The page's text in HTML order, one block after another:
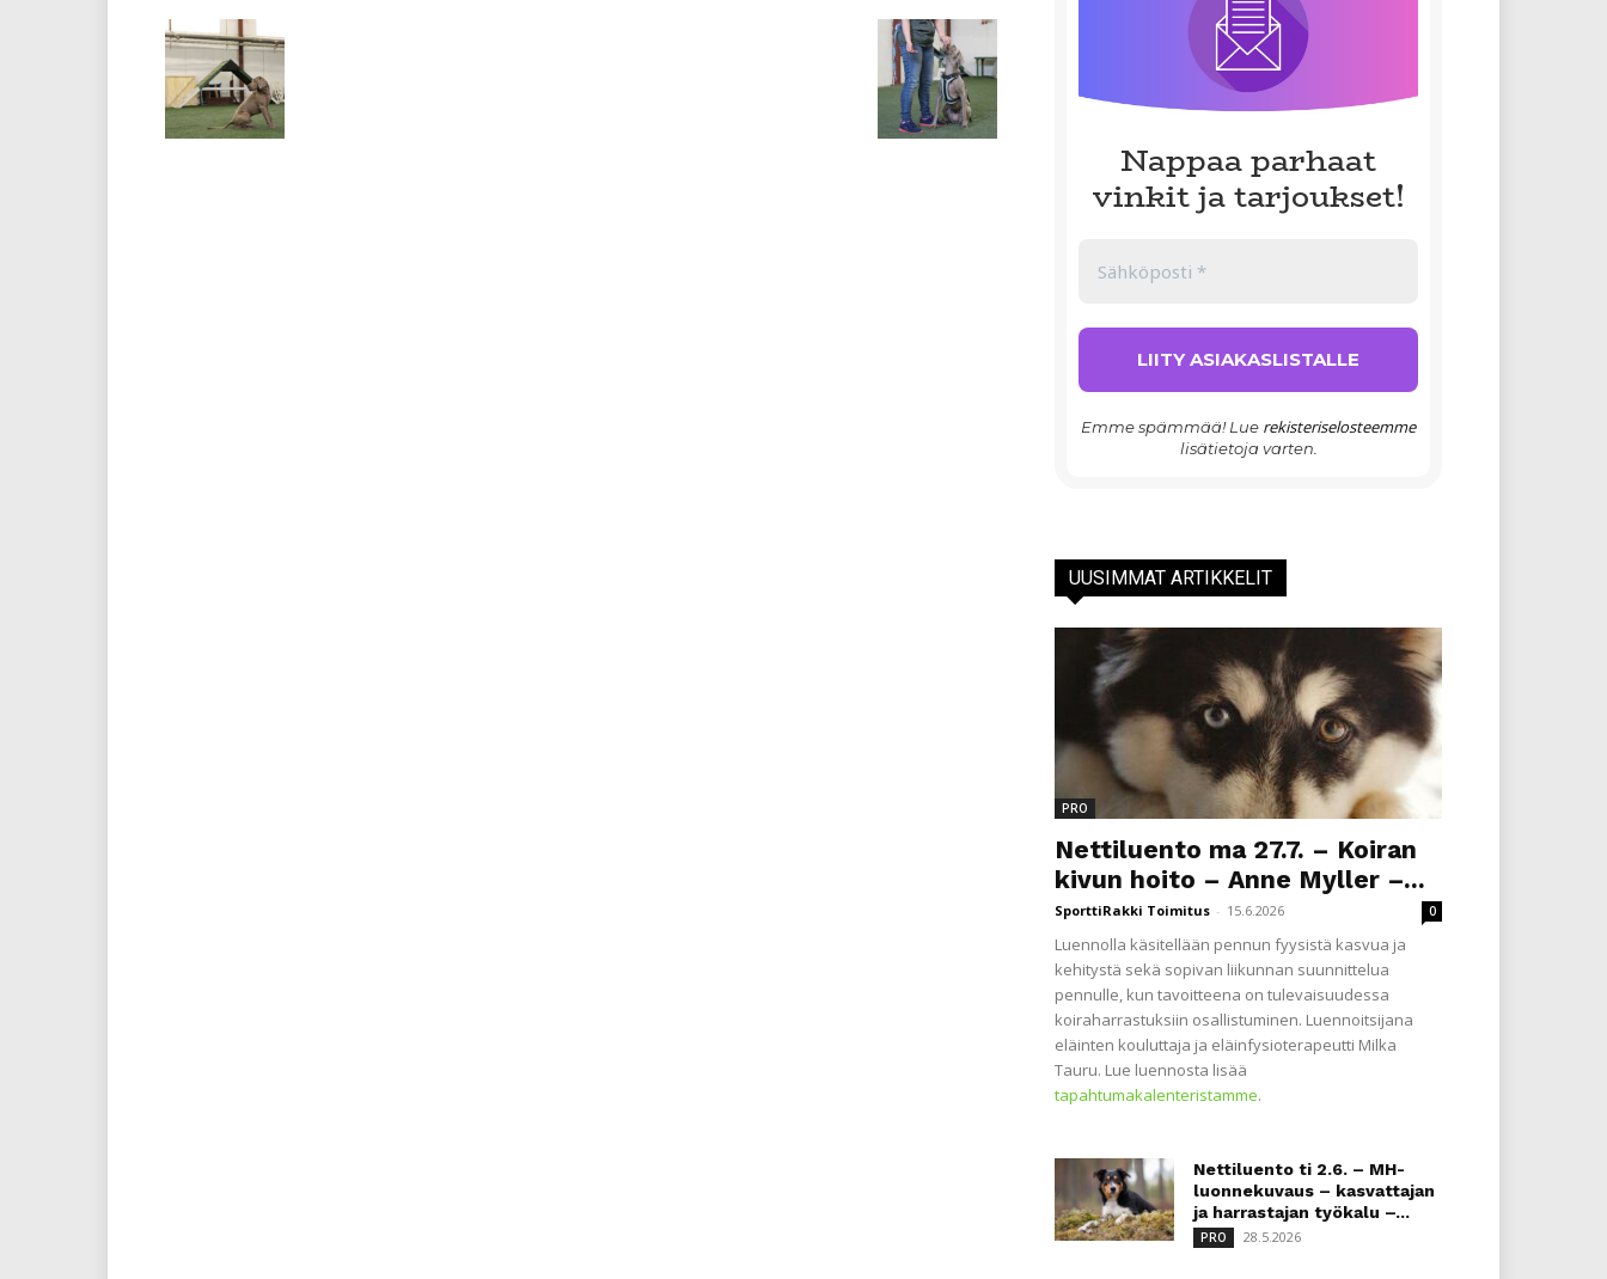
Nappaa parhaat
vinkit ja tarjoukset!
Emme spämmää! Lue rekisteriselosteemme
lisätietoja varten.
UUSIMMAT ARTIKKELIT
PRO
Nettiluento ma 27.7. – Koiran
kivun hoito – Anne Myller –...
SporttiRakki Toimitus - 15.6.2026 0
Luennolla käsitellään pennun fyysistä kasvua ja
kehitystä sekä sopivan liikunnan suunnittelua
pennulle, kun tavoitteena on tulevaisuudessa
koiraharrastuksiin osallistuminen. Luennoitsijana
eläinten kouluttaja ja eläinfysioterapeutti Milka
Tauru. Lue luennosta lisää
tapahtumakalenteristamme.
Nettiluento ti 2.6. – MH-
luonnekuvaus – kasvattajan
ja harrastajan työkalu –...
PRO 28.5.2026